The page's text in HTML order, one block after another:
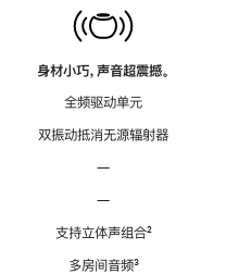
身材小巧，声音超震撼。
全频驱动单元
双振动抵消无源辐射器
—
—
支持立体声组合脚
²
多房间音频脚
³